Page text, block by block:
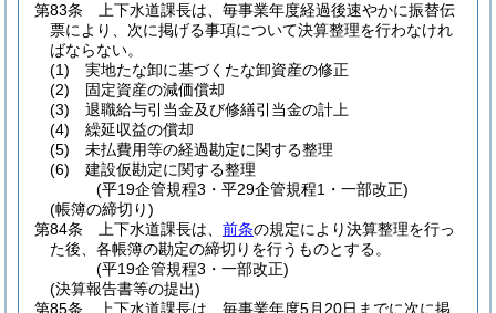
第83条
上下水道課長は、毎事業年度経過後速やかに振替伝
票により、次に掲げる事項について決算整理を行わなけれ
ばならない。
(1)
実地たな卸に基づくたな卸資産の修正
(2)
固定資産の減価償却
(3)
退職給与引当金及び修繕引当金の計上
(4)
繰延収益の償却
(5)
未払費用等の経過勘定に関する整理
(6)
建設仮勘定に関する整理
(平19企管規程3・平29企管規程1・一部改正)
(帳簿の締切り)
第84条
上下水道課長は、 前条の規定により決算整理を行っ
た後、各帳簿の勘定の締切りを行うものとする。
(平19企管規程3・一部改正)
(決算報告書等の提出)
第85条
上下水道課長は、毎事業年度5月20日までに次に掲